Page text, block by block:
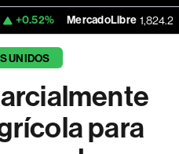
MercadoLibre 1,824.26 -5.23%
UNIDOS
para